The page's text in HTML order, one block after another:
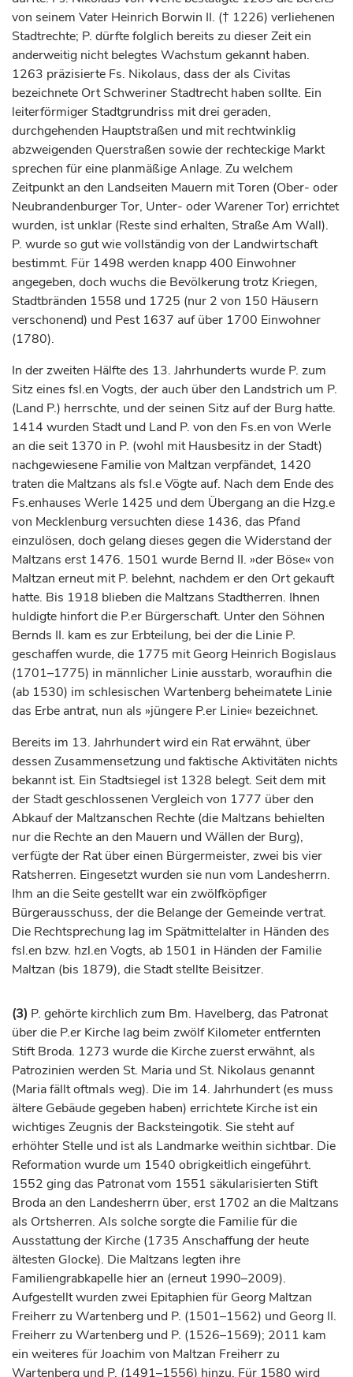
von seinem Vater Heinrich Borwin II. († 1226) verliehenen
Stadtrechte; P. dürfte folglich bereits zu dieser Zeit ein
anderweitig nicht belegtes Wachstum gekannt haben.
1263 präzisierte Fs. Nikolaus, dass der als Civitas
bezeichnete Ort Schweriner Stadtrecht haben sollte. Ein
leiterförmiger Stadtgrundriss mit drei geraden,
durchgehenden Hauptstraßen und mit rechtwinklig
abzweigenden Querstraßen sowie der rechteckige Markt
sprechen für eine planmäßige Anlage. Zu welchem
Zeitpunkt an den Landseiten Mauern mit Toren (Ober- oder
Neubrandenburger Tor, Unter- oder Warener Tor) errichtet
wurden, ist unklar (Reste sind erhalten, Straße Am Wall).
P. wurde so gut wie vollständig von der Landwirtschaft
bestimmt. Für 1498 werden knapp 400 Einwohner
angegeben, doch wuchs die Bevölkerung trotz Kriegen,
Stadtbränden 1558 und 1725 (nur 2 von 150 Häusern
verschonend) und Pest 1637 auf über 1700 Einwohner
(1780).
In der zweiten Hälfte des 13. Jahrhunderts wurde P. zum
Sitz eines fsl.en Vogts, der auch über den Landstrich um P.
(Land P.) herrschte, und der seinen Sitz auf der Burg hatte.
1414 wurden Stadt und Land P. von den Fs.en von Werle
an die seit 1370 in P. (wohl mit Hausbesitz in der Stadt)
nachgewiesene Familie von Maltzan verpfändet, 1420
traten die Maltzans als fsl.e Vögte auf. Nach dem Ende des
Fs.enhauses Werle 1425 und dem Übergang an die Hzg.e
von Mecklenburg versuchten diese 1436, das Pfand
einzulösen, doch gelang dieses gegen die Widerstand der
Maltzans erst 1476. 1501 wurde Bernd II. »der Böse« von
Maltzan erneut mit P. belehnt, nachdem er den Ort gekauft
hatte. Bis 1918 blieben die Maltzans Stadtherren. Ihnen
huldigte hinfort die P.er Bürgerschaft. Unter den Söhnen
Bernds II. kam es zur Erbteilung, bei der die Linie P.
geschaffen wurde, die 1775 mit Georg Heinrich Bogislaus
(1701–1775) in männlicher Linie ausstarb, woraufhin die
(ab 1530) im schlesischen Wartenberg beheimatete Linie
das Erbe antrat, nun als »jüngere P.er Linie« bezeichnet.
Bereits im 13. Jahrhundertwird ein Rat erwähnt, über
dessen Zusammensetzung und faktische Aktivitäten nichts
bekannt ist. Ein Stadtsiegel ist 1328 belegt. Seit dem mit
der Stadt geschlossenen Vergleich von 1777 über den
Abkauf der Maltzanschen Rechte (die Maltzans behielten
nur die Rechte an den Mauern und Wällen der Burg),
verfügte der Rat über einen Bürgermeister, zwei bis vier
Ratsherren. Eingesetzt wurden sie nun vom Landesherrn.
Ihm an die Seite gestellt war ein zwölfköpfiger
Bürgerausschuss, der die Belange der Gemeinde vertrat.
Die Rechtsprechung lag im Spätmittelalter in Händen des
fsl.en bzw. hzl.en Vogts, ab 1501 in Händen der Familie
Maltzan (bis 1879), die Stadt stellte Beisitzer.
(3) P. gehörte kirchlich zum Bm. Havelberg, das Patronat
über die P.er Kirche lag beim zwölf Kilometer entfernten
Stift Broda. 1273 wurde die Kirche zuerst erwähnt, als
Patrozinien werden St. Maria und St. Nikolaus genannt
(Maria fällt oftmals weg). Die im 14. Jahrhundert(es muss
ältere Gebäude gegeben haben) errichtete Kirche ist ein
wichtiges Zeugnis der Backsteingotik. Sie steht auf
erhöhter Stelle und ist als Landmarke weithin sichtbar. Die
Reformation wurde um 1540 obrigkeitlich eingeführt.
1552 ging das Patronat vom 1551 säkularisierten Stift
Broda an den Landesherrn über, erst 1702 an die Maltzans
als Ortsherren. Als solche sorgte die Familie für die
Ausstattung der Kirche (1735 Anschaffung der heute
ältesten Glocke). Die Maltzans legten ihre
Familiengrabkapelle hier an (erneut 1990–2009).
Aufgestellt wurden zwei Epitaphien für Georg Maltzan
Freiherr zu Wartenberg und P. (1501–1562) und Georg II.
Freiherr zu Wartenberg und P. (1526–1569); 2011 kam
ein weiteres für Joachim von Maltzan Freiherr zu
Wartenberg und P. (1491–1556) hinzu. Für 1580 wird